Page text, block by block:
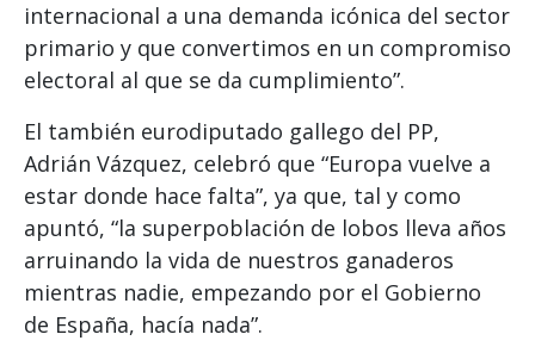
internacional a una demanda icónica del sector
primario y que convertimos en un compromiso
electoral al que se da cumplimiento”.
El también eurodiputado gallego del PP,
Adrián Vázquez, celebró que “Europa vuelve a
estar donde hace falta”, ya que, tal y como
apuntó, “la superpoblación de lobos lleva años
arruinando la vida de nuestros ganaderos
mientras nadie, empezando por el Gobierno
de España, hacía nada”.